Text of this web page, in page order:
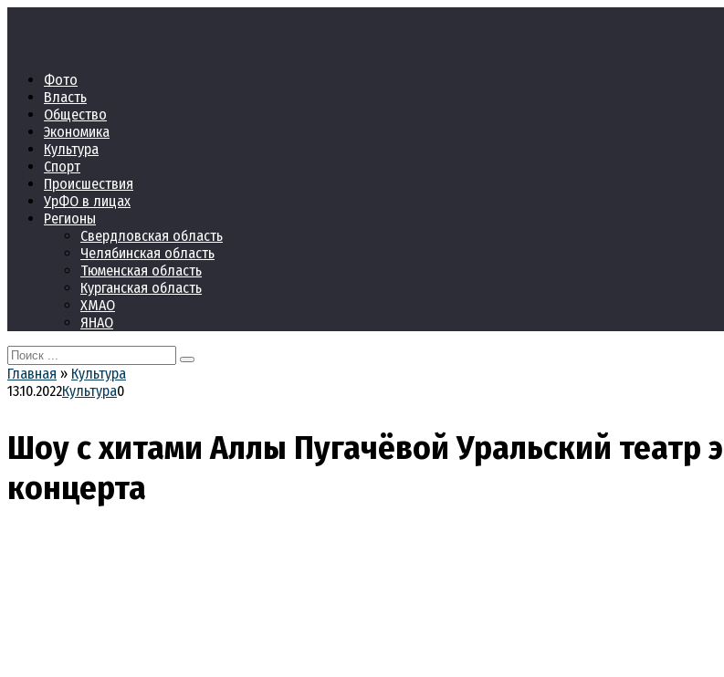
Фото
Власть
Общество
Экономика
Культура
Спорт
Происшествия
УрФО в лицах
Регионы
Свердловская область
Челябинская область
Тюменская область
Курганская область
ХМАО
ЯНАО
Search
for:
Главная » Культура
13.10.2022Культура0
Шоу с хитами Аллы Пугачёвой Уральский театр
концерта